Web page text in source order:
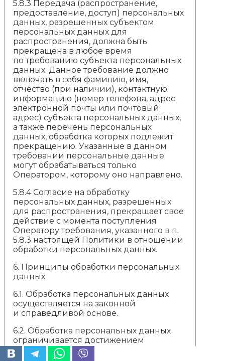
5.8.3 Передача (распространение,
предоставление, доступ) персональных
данных, разрешенных субъектом
персональных данных для
распространения, должна быть
прекращена в любое время
по требованию субъекта персональных
данных. Данное требование должно
включать в себя фамилию, имя,
отчество (при наличии), контактную
информацию (номер телефона, адрес
электронной почты или почтовый
адрес) субъекта персональных данных,
а также перечень персональных
данных, обработка которых подлежит
прекращению. Указанные в данном
требовании персональные данные
могут обрабатываться только
Оператором, которому оно направлено.
5.8.4 Согласие на обработку
персональных данных, разрешенных
для распространения, прекращает свое
действие с момента поступления
Оператору требования, указанного в п.
5.8.3 настоящей Политики в отношении
обработки персональных данных.
6. Принципы обработки персональных
данных
6.1. Обработка персональных данных
осуществляется на законной
и справедливой основе.
6.2. Обработка персональных данных
ограничивается достижением
конкретных, заранее определенных
и законных целей. Не допускается